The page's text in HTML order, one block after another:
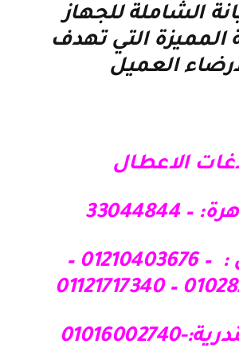
الشاملة للجهاز
المميزة التي تهدف
العميل
الاعطال
– 33044844
موبيل : – 01210403676 –